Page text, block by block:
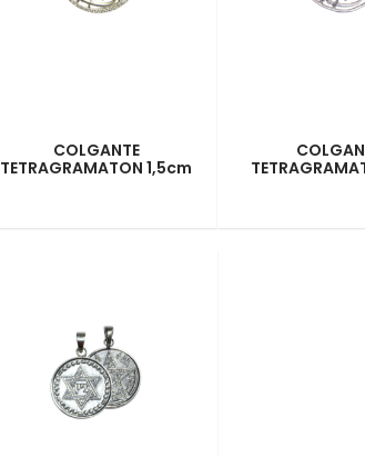
COLGANTE
TETRAGRAMATON 1,5cm